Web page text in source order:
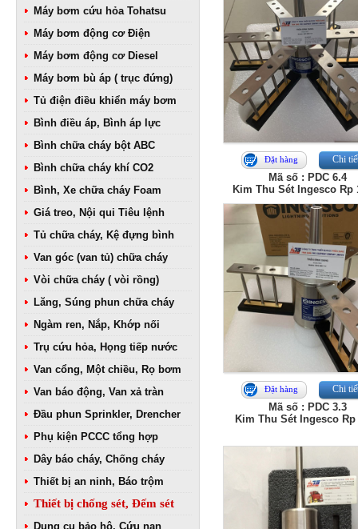
Máy bơm cứu hỏa Tohatsu
Máy bơm động cơ Điện
Máy bơm động cơ Diesel
Máy bơm bù áp ( trục đứng)
Tủ điện điều khiển máy bơm
Bình điều áp, Bình áp lực
Bình chữa cháy bột ABC
Bình chữa cháy khí CO2
Bình, Xe chữa cháy Foam
Giá treo, Nội qui Tiêu lệnh
Tủ chữa cháy, Kệ đựng bình
Van góc (van tủ) chữa cháy
Vòi chữa cháy ( vòi rồng)
Lăng, Súng phun chữa cháy
Ngàm ren, Nắp, Khớp nối
Trụ cứu hỏa, Họng tiếp nước
Van cổng, Một chiều, Rọ bơm
Van báo động, Van xả tràn
Đầu phun Sprinkler, Drencher
Phụ kiện PCCC tổng hợp
Dây báo cháy, Chống cháy
Thiết bị an ninh, Báo trộm
Thiết bị chống sét, Đếm sét
Dụng cụ bảo hộ, Cứu nạn
Đặt hàng Chi
Mã số : PDC 6.4
Kim Thu Sét Ingesco Rp
Đặt hàng Chi
Mã số : PDC 3.3
Kim Thu Sét Ingesco Rp